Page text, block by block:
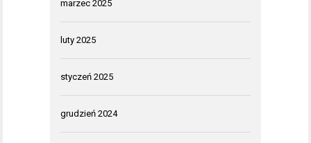
marzec 2025
luty 2025
styczeń 2025
grudzień 2024